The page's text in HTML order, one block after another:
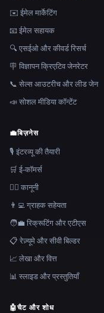
✉️ ईमेल मार्केटिंग
📧 ईमेल सहायक
🔍 एसईओ और कीवर्ड रिसर्च
🪧 विज्ञापन क्रिएटिव जेनरेटर
📞 सेल्स आउटरीच और लीड जेन
📣 सोशल मीडिया कॉन्टेंट
💼बिज़नेस
🎙️ इंटरव्यू की तैयारी
🛒 ई-कॉमर्स
👩‍⚖️ कानूनी
👨‍💻 ग्राहक सहेयता
🧑‍💼 रिक्रूटिंग और एटीएस
📋 रेज़्यूमे और सीवी बिल्डर
📈 लेखा और वित्त
📊 स्लाइड और प्रस्तुतियाँ
🤖चैट और शोध